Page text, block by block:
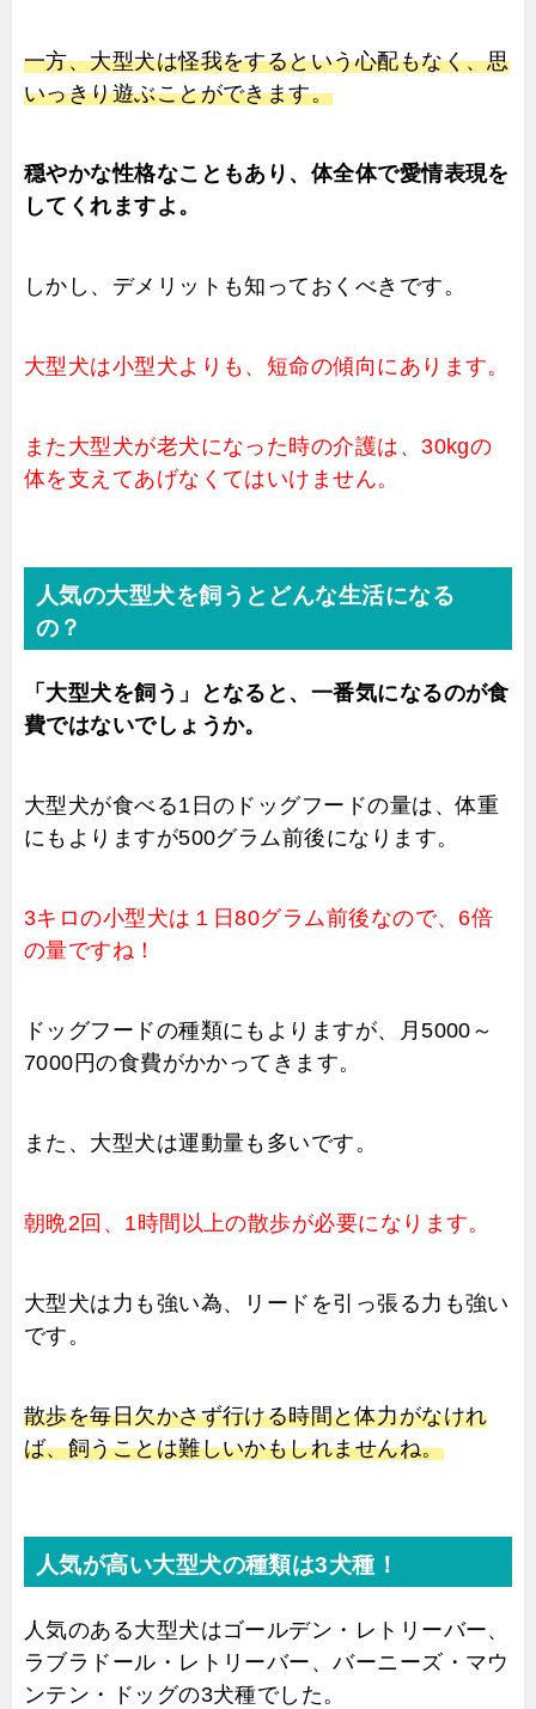
一方、大型犬は怪我をするという心配もなく、思
いっきり遊ぶことができます。
穏やかな性格なこともあり、体全体で愛情表現を
してくれますよ。
しかし、デメリットも知っておくべきです。
大型犬は小型犬よりも、短命の傾向にあります。
また大型犬が老犬になった時の介護は、30kgの
体を支えてあげなくてはいけません。
人気の大型犬を飼うとどんな生活になる
の？
「大型犬を飼う」となると、一番気になるのが食
費ではないでしょうか。
大型犬が食べる1日のドッグフードの量は、体重
にもよりますが500グラム前後になります。
3キロの小型犬は１日80グラム前後なので、6倍
の量ですね！
ドッグフードの種類にもよりますが、月5000～
7000円の食費がかかってきます。
また、大型犬は運動量も多いです。
朝晩2回、1時間以上の散歩が必要になります。
大型犬は力も強い為、リードを引っ張る力も強い
です。
散歩を毎日欠かさず行ける時間と体力がなけれ
ば、飼うことは難しいかもしれませんね。
人気が高い大型犬の種類は3犬種！
人気のある大型犬はゴールデン・レトリーバー、
ラブラドール・レトリーバー、バーニーズ・マウ
ンテン・ドッグの3犬種でした。